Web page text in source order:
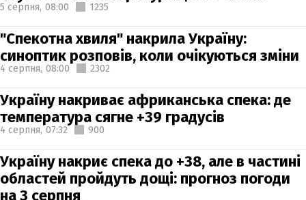
5 серпня, 08:00 1235
"Спекотна хвиля" накрила Україну:
синоптик розповів, коли очікуються зміни
4 серпня, 08:00 2302
Україну накриває африканська спека: де
температура сягне +39 градусів
4 серпня, 07:32 900
Україну накриє спека до +38, але в частині
областей пройдуть дощі: прогноз погоди
на 3 серпня